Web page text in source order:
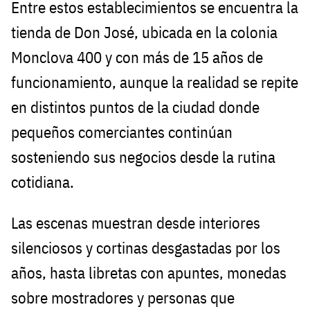
Entre estos establecimientos se encuentra la
tienda de Don José, ubicada en la colonia
Monclova 400 y con más de 15 años de
funcionamiento, aunque la realidad se repite
en distintos puntos de la ciudad donde
pequeños comerciantes continúan
sosteniendo sus negocios desde la rutina
cotidiana.
Las escenas muestran desde interiores
silenciosos y cortinas desgastadas por los
años, hasta libretas con apuntes, monedas
sobre mostradores y personas que